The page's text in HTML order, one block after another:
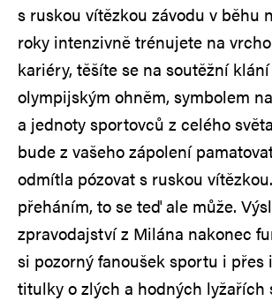
s ruskou vítězkou závodu v běhu
roky intenzivně trénujete na
kariéry, těšíte se na soutěžní
olympijským ohněm, symbolem
a jednoty sportovců z celého
bude z vašeho zápolení
odmítla pózovat s ruskou
přeháním, to se teď ale může.
zpravodajství z Milána nakonec
si pozorný fanoušek sportu i přes
titulky o zlých a hodných lyžařích